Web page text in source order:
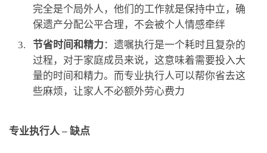
完全是个局外人，他们的工作就是保持中立，确
保遗产分配公平合理，不会被个人情感牵绊
节省时间和精力 ：遗嘱执行是一个耗时且复杂的
过程，对于家庭成员来说，这意味着需要投入大
量的时间和精力。而专业执行人可以帮你省去这
些麻烦，让家人不必额外劳心费力
专业执行人 – 缺点